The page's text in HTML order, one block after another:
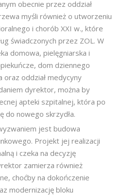
obecnie przez oddział
myśli również o utworzeniu
i chorób XXI w., które
świadczonych przez ZOL. W
domowa, pielęgniarska i
dom dziennego
oddział medycyny
dyrektor, można by
apteki szpitalnej, która po
do nowego skrzydła.
jest budowa
Projekt jej realizacji
i czeka na decyzję
zamierza również
choćby na dokończenie
modernizację bloku